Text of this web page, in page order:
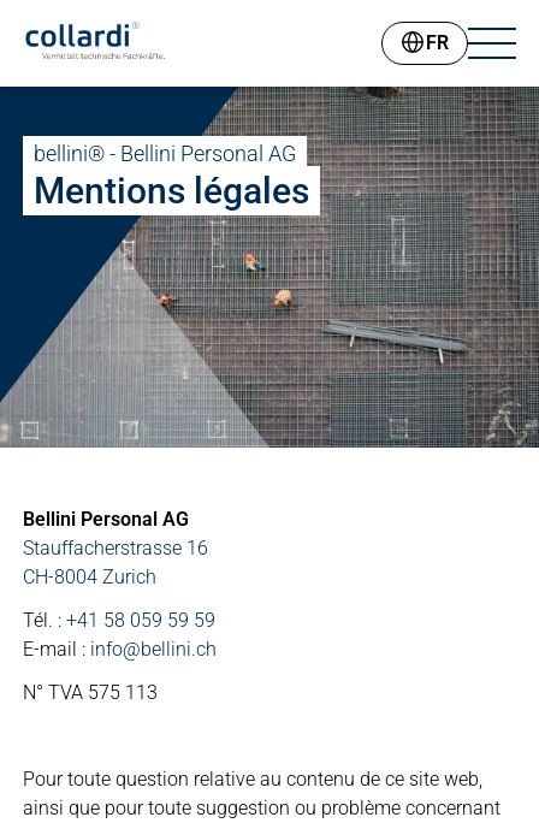
FR
bellini® - Bellini Personal AG
Mentions légales
Bellini Personal AG
Stauffacherstrasse 16
CH-8004 Zurich
Tél. :+41 58 059 59 59
E-mail : info@bellini.ch
N° TVA 575 113
Pour toute question relative au contenu de ce site web,
ainsi que pour toute suggestion ou problème concernant